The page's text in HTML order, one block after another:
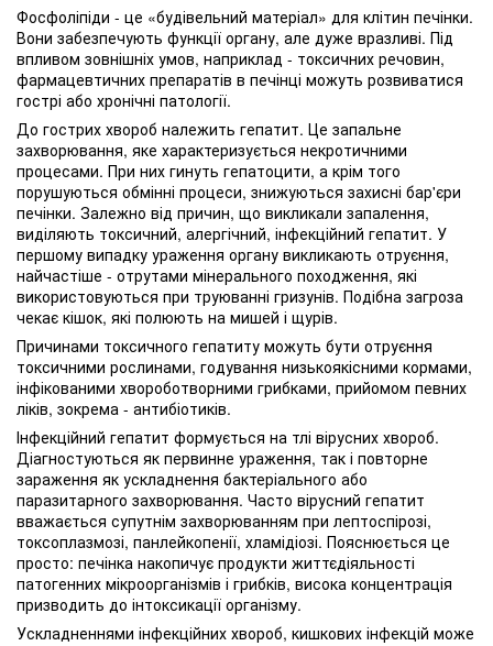
Фосфоліпіди - це «будівельний матеріал» для клітин печінки.
Вони забезпечують функції органу, але дуже вразливі. Під
впливом зовнішніх умов, наприклад - токсичних речовин,
фармацевтичних препаратів в печінці можуть розвиватися
гострі або хронічні патології.
До гострих хвороб належить гепатит. Це запальне
захворювання, яке характеризується некротичними
процесами. При них гинуть гепатоцити, а крім того
порушуються обмінні процеси, знижуються захисні бар'єри
печінки. Залежно від причин, що викликали запалення,
виділяють токсичний, алергічний, інфекційний гепатит. У
першому випадку ураження органу викликають отруєння,
найчастіше - отрутами мінерального походження, які
використовуються при труюванні гризунів. Подібна загроза
чекає кішок, які полюють на мишей і щурів.
Причинами токсичного гепатиту можуть бути отруєння
токсичними рослинами, годування низькоякісними кормами,
інфікованими хвороботворними грибками, прийомом певних
ліків, зокрема - антибіотиків.
Інфекційний гепатит формується на тлі вірусних хвороб.
Діагностуються як первинне ураження, так і повторне
зараження як ускладнення бактеріального або
паразитарного захворювання. Часто вірусний гепатит
вважається супутнім захворюванням при лептоспірозі,
токсоплазмозі, панлейкопенії, хламідіозі. Пояснюється це
просто: печінка накопичує продукти життєдіяльності
патогенних мікроорганізмів і грибків, висока концентрація
призводить до інтоксикації організму.
Ускладненнями інфекційних хвороб, кишкових інфекцій може